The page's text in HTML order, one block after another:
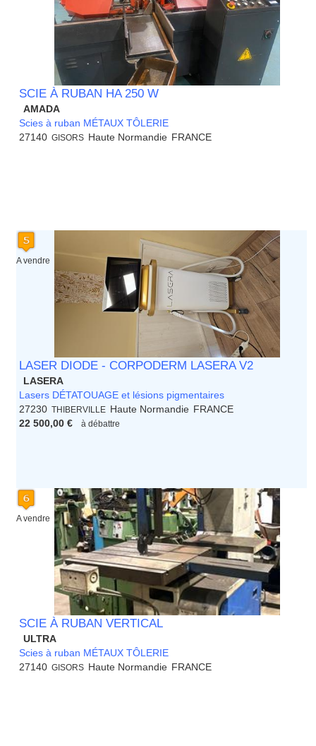
SCIE À RUBAN HA 250 W
AMADA
Scies à ruban MÉTAUX TÔLERIE
27140 GISORS Haute Normandie FRANCE
A vendre
LASER DIODE - CORPODERM LASERA V2
LASERA
Lasers DÉTATOUAGE et lésions pigmentaires
27230 THIBERVILLE Haute Normandie FRANCE
22 500,00 €
à débattre
A vendre
SCIE À RUBAN VERTICAL
ULTRA
Scies à ruban MÉTAUX TÔLERIE
27140 GISORS Haute Normandie FRANCE